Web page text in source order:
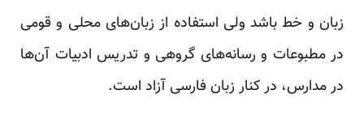
زبان و خط باشد ولی استفاده از زبان‌های محلی و قومی
در مطبوعات و رسانه‌های گروهی و تدریس ادبیات آن‌ها
در مدارس، در کنار زبان فارسی آزاد است.